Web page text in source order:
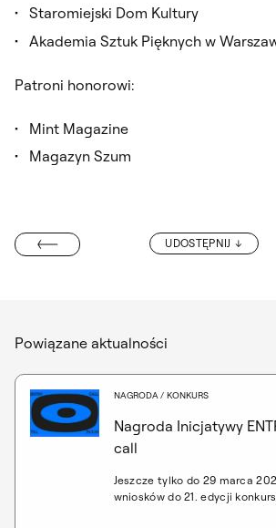
Staromiejski Dom Kultury
Akademia Sztuk Pięknych w
Patroni honorowi:
Mint Magazine
Magazyn Szum
UDOSTĘPNIJ
GRAVITY
Powiązane aktualności
NAGRODA / KONKURS
Nagroda Inicjatywy
call
Jeszcze tylko do 29 marca
wniosków do 21. edycji